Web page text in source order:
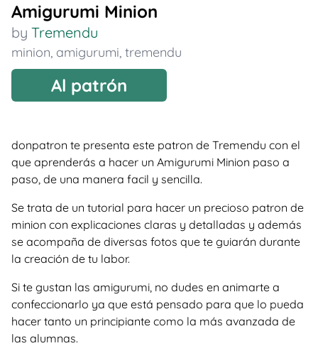
Amigurumi Minion
by Tremendu
minion, amigurumi, tremendu
Al patrón
donpatron te presenta este patron de Tremendu con el
que aprenderás a hacer un Amigurumi Minion paso a
paso, de una manera facil y sencilla.
Se trata de un tutorial para hacer un precioso patron de
minion con explicaciones claras y detalladas y además
se acompaña de diversas fotos que te guiarán durante
la creación de tu labor.
Si te gustan las amigurumi, no dudes en animarte a
confeccionarlo ya que está pensado para que lo pueda
hacer tanto un principiante como la más avanzada de
las alumnas.